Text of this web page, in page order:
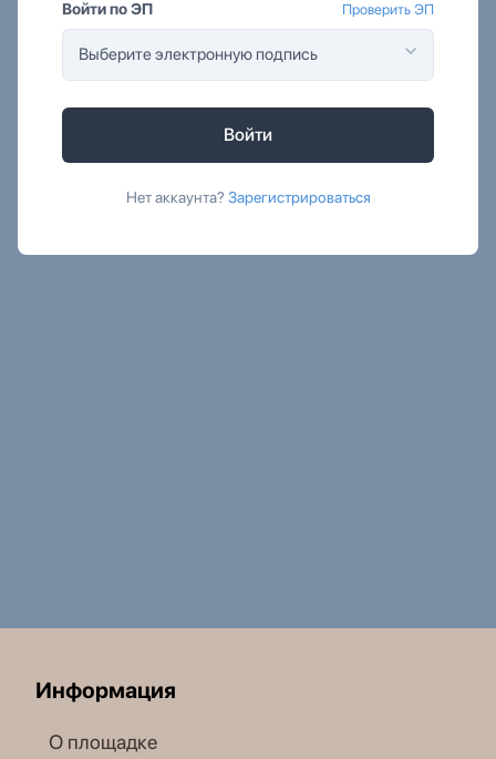
Войти по ЭП Проверить ЭП
Выберите электронную подпись
Войти
Нет аккаунта?Зарегистрироваться
Информация
О площадке